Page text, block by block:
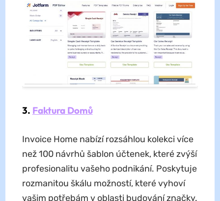
3. Faktura Domů
Invoice Home nabízí rozsáhlou kolekci více
než 100 návrhů šablon účtenek, které zvýší
profesionalitu vašeho podnikání. Poskytuje
rozmanitou škálu možností, které vyhoví
vašim potřebám v oblasti budování značky.